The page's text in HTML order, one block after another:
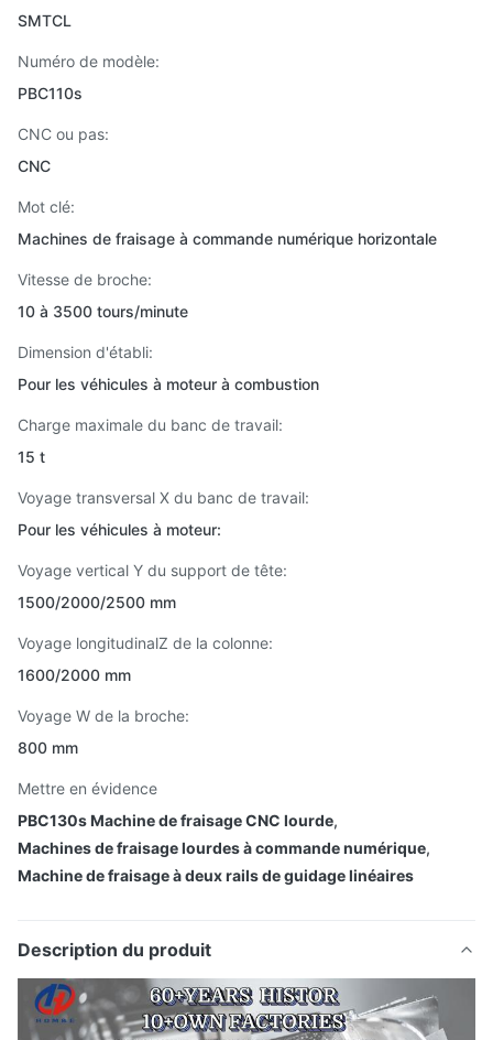
SMTCL
Numéro de modèle:
PBC110s
CNC ou pas:
CNC
Mot clé:
Machines de fraisage à commande numérique horizontale
Vitesse de broche:
10 à 3500 tours/minute
Dimension d'établi:
Pour les véhicules à moteur à combustion
Charge maximale du banc de travail:
15 t
Voyage transversal X du banc de travail:
Pour les véhicules à moteur:
Voyage vertical Y du support de tête:
1500/2000/2500 mm
Voyage longitudinalZ de la colonne:
1600/2000 mm
Voyage W de la broche:
800 mm
Mettre en évidence
PBC130s Machine de fraisage CNC lourde,
Machines de fraisage lourdes à commande numérique,
Machine de fraisage à deux rails de guidage linéaires
Description du produit